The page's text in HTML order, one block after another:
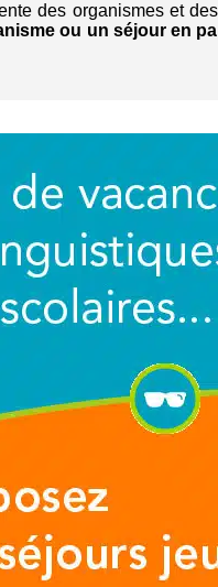
des organismes et
ou un séjour en